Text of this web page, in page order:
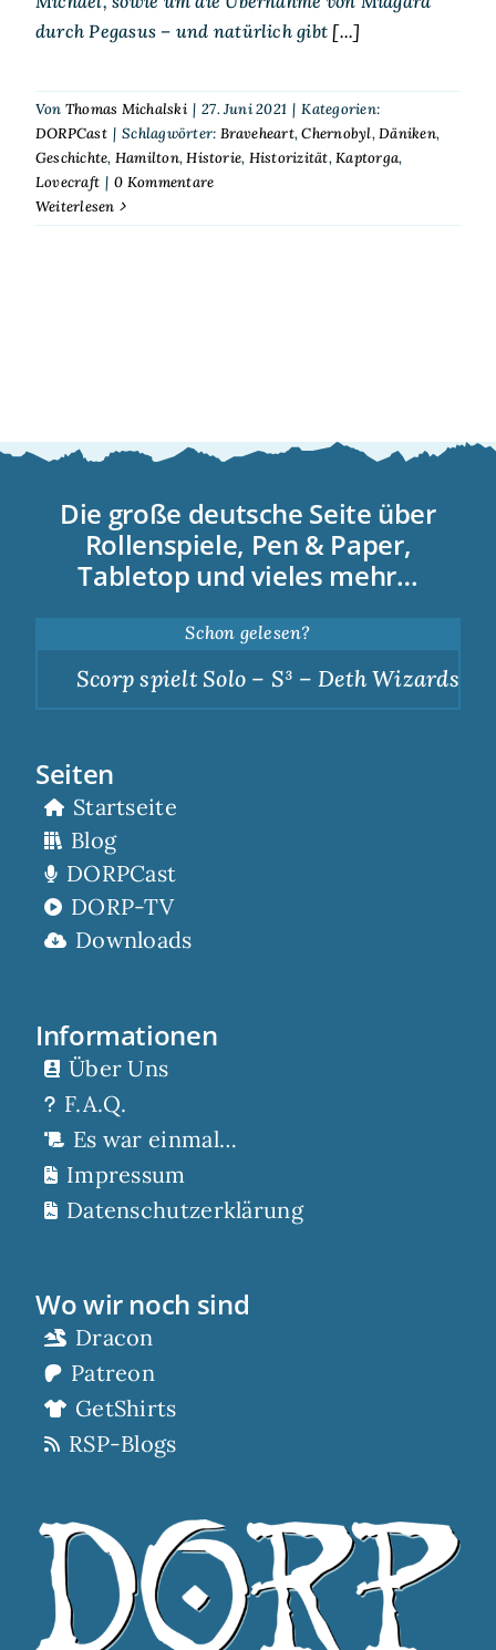
durch Pegasus – und natürlich gibt [...]
Von Thomas Michalski | 27. Juni 2021 | Kategorien:
DORPCast | Schlagwörter: Braveheart,Chernobyl,Däniken,
Geschichte, Hamilton,Historie, Historizität,Kaptorga,
Lovecraft | 0 Kommentare
Weiterlesen
Die große deutsche Seite über
Rollenspiele, Pen & Paper,
Tabletop und vieles mehr…
Schon gelesen?
Scorp spielt Solo – S³ – Deth Wizards –
Seiten
Startseite
Blog
DORPCast
DORP-TV
Downloads
Informationen
Über Uns
F.A.Q.
Es war einmal…
Impressum
Datenschutzerklärung
Wo wir noch sind
Dracon
Patreon
GetShirts
RSP-Blogs